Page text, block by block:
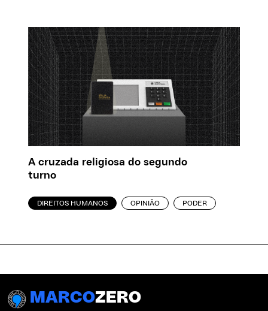
A cruzada religiosa do segundo
turno
DIREITOS HUMANOS OPINIÃO PODER
MARCOZERO